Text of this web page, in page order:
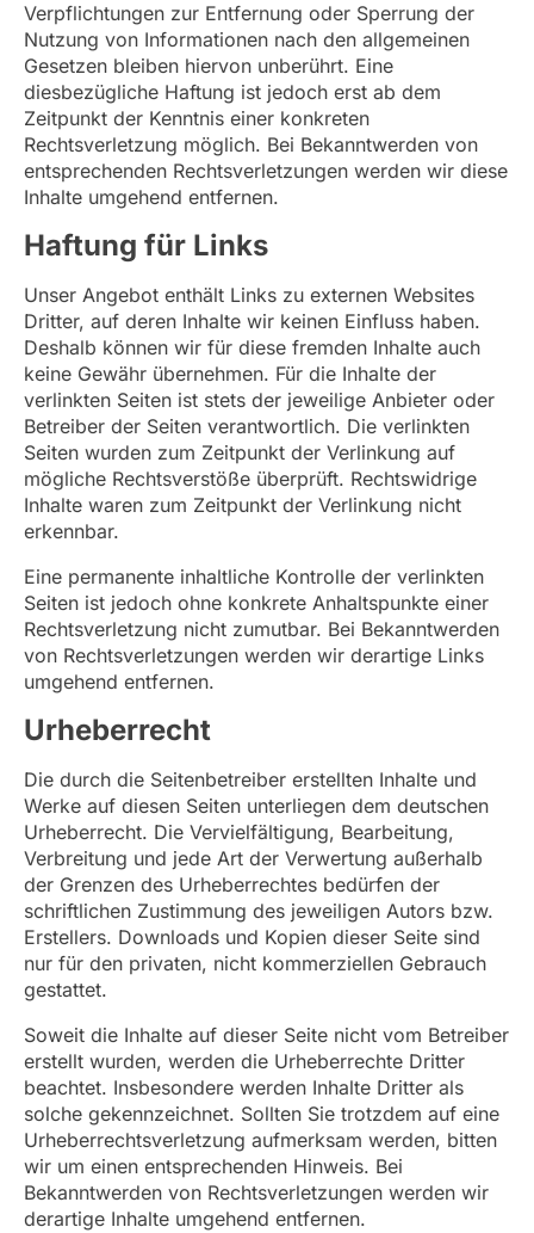
Verpflichtungen zur Entfernung oder Sperrung der
Nutzung von Informationen nach den allgemeinen
Gesetzen bleiben hiervon unberührt. Eine
diesbezügliche Haftung ist jedoch erst ab dem
Zeitpunkt der Kenntnis einer konkreten
Rechtsverletzung möglich. Bei Bekanntwerden von
entsprechenden Rechtsverletzungen werden wir diese
Inhalte umgehend entfernen.
Haftung für Links
Unser Angebot enthält Links zu externen Websites
Dritter, auf deren Inhalte wir keinen Einfluss haben.
Deshalb können wir für diese fremden Inhalte auch
keine Gewähr übernehmen. Für die Inhalte der
verlinkten Seiten ist stets der jeweilige Anbieter oder
Betreiber der Seiten verantwortlich. Die verlinkten
Seiten wurden zum Zeitpunkt der Verlinkung auf
mögliche Rechtsverstöße überprüft. Rechtswidrige
Inhalte waren zum Zeitpunkt der Verlinkung nicht
erkennbar.
Eine permanente inhaltliche Kontrolle der verlinkten
Seiten ist jedoch ohne konkrete Anhaltspunkte einer
Rechtsverletzung nicht zumutbar. Bei Bekanntwerden
von Rechtsverletzungen werden wir derartige Links
umgehend entfernen.
Urheberrecht
Die durch die Seitenbetreiber erstellten Inhalte und
Werke auf diesen Seiten unterliegen dem deutschen
Urheberrecht. Die Vervielfältigung, Bearbeitung,
Verbreitung und jede Art der Verwertung außerhalb
der Grenzen des Urheberrechtes bedürfen der
schriftlichen Zustimmung des jeweiligen Autors bzw.
Erstellers. Downloads und Kopien dieser Seite sind
nur für den privaten, nicht kommerziellen Gebrauch
gestattet.
Soweit die Inhalte auf dieser Seite nicht vom Betreiber
erstellt wurden, werden die Urheberrechte Dritter
beachtet. Insbesondere werden Inhalte Dritter als
solche gekennzeichnet. Sollten Sie trotzdem auf eine
Urheberrechtsverletzung aufmerksam werden, bitten
wir um einen entsprechenden Hinweis. Bei
Bekanntwerden von Rechtsverletzungen werden wir
derartige Inhalte umgehend entfernen.